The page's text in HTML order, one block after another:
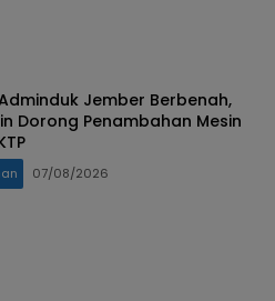
Jember Berbenah,
Dorong Penambahan Mesin
07/08/2026